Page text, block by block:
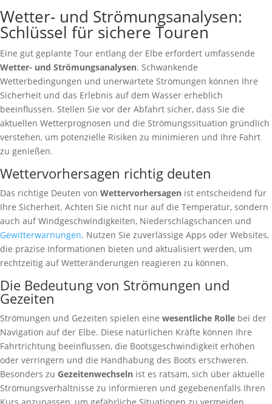
Wetter- und Strömungsanalysen:
Schlüssel für sichere Touren
Eine gut geplante Tour entlang der Elbe erfordert umfassende
Wetter- und Strömungsanalysen. Schwankende
Wetterbedingungen und unerwartete Strömungen können Ihre
Sicherheit und das Erlebnis auf dem Wasser erheblich
beeinflussen. Stellen Sie vor der Abfahrt sicher, dass Sie die
aktuellen Wetterprognosen und die Strömungssituation gründlich
verstehen, um potenzielle Risiken zu minimieren und Ihre Fahrt
zu genießen.
Wettervorhersagen richtig deuten
Das richtige Deuten von Wettervorhersagen ist entscheidend für
Ihre Sicherheit. Achten Sie nicht nur auf die Temperatur, sondern
auch auf Windgeschwindigkeiten, Niederschlagschancen und
Gewitterwarnungen. Nutzen Sie zuverlässige Apps oder Websites,
die präzise Informationen bieten und aktualisiert werden, um
rechtzeitig auf Wetteränderungen reagieren zu können.
Die Bedeutung von Strömungen und
Gezeiten
Strömungen und Gezeiten spielen eine wesentliche Rolle bei der
Navigation auf der Elbe. Diese natürlichen Kräfte können Ihre
Fahrtrichtung beeinflussen, die Bootsgeschwindigkeit erhöhen
oder verringern und die Handhabung des Boots erschweren.
Besonders zu Gezeitenwechseln ist es ratsam, sich über aktuelle
Strömungsverhältnisse zu informieren und gegebenenfalls Ihren